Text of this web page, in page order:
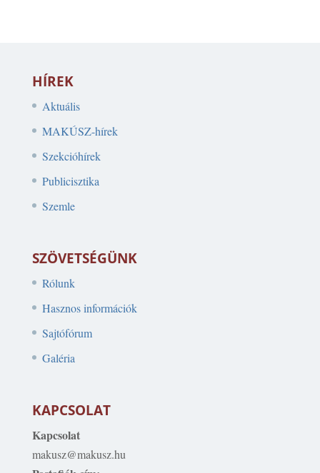
HÍREK
Aktuális
MAKÚSZ-hírek
Szekcióhírek
Publicisztika
Szemle
SZÖVETSÉGÜNK
Rólunk
Hasznos információk
Sajtófórum
Galéria
KAPCSOLAT
Kapcsolat
makusz@makusz.hu